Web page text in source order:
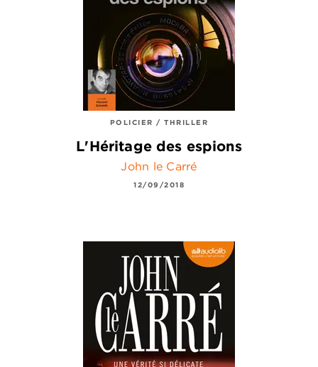
POLICIER / THRILLER
L'Héritage des espions
John le Carré
12/09/2018